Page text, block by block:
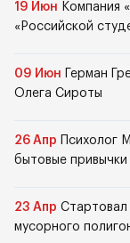
19 Июн Компания
«Российской
09 Июн
Герман
Олега Сироты
26 Апр
Психолог
бытовые
23 Апр Стартовал
мусорного